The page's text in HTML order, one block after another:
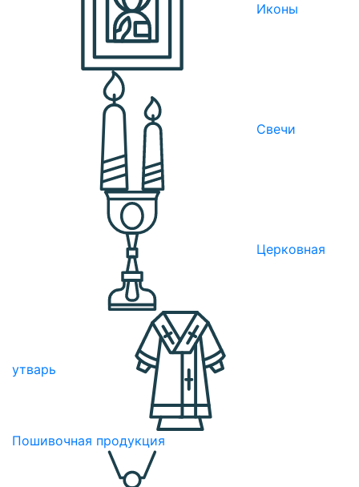
Иконы
Свечи
Церковная
утварь
Пошивочная продукция